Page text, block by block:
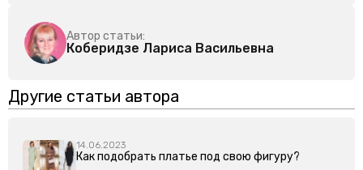
Автор статьи:
Коберидзе Лариса Васильевна
Другие статьи автора
14.06.2023
Как подобрать платье под свою фигуру?